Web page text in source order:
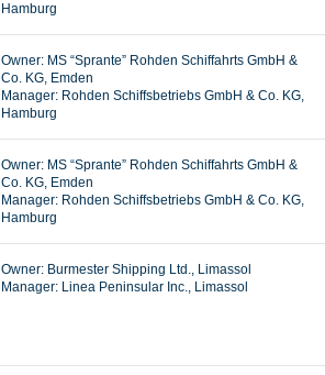
Hamburg
Owner: MS “Sprante” Rohden Schiffahrts GmbH &
Co. KG, Emden
Manager: Rohden Schiffsbetriebs GmbH & Co. KG,
Hamburg
Owner: MS “Sprante” Rohden Schiffahrts GmbH &
Co. KG, Emden
Manager: Rohden Schiffsbetriebs GmbH & Co. KG,
Hamburg
Owner: Burmester Shipping Ltd., Limassol
Manager: Linea Peninsular Inc., Limassol